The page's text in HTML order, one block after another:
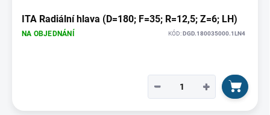
ITA Radiální hlava (D=180; F=35; R=12,5; Z=6; LH)
NA OBJEDNÁNÍ KÓD:DGD.180035000.1LN4
+
−